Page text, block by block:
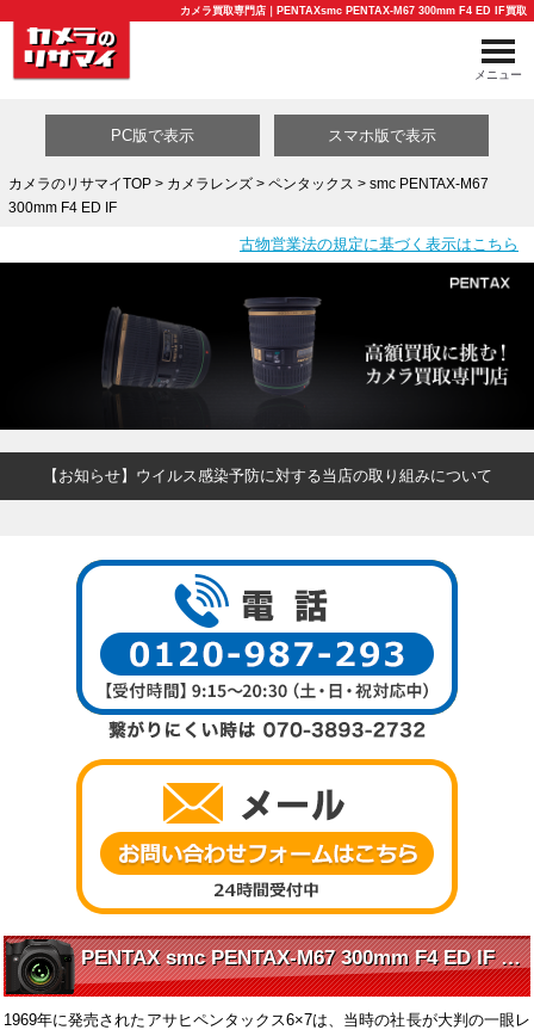
カメラ買取専門店｜PENTAXsmc PENTAX-M67 300mm F4 ED IF買取
メニュー
PC版で表示 スマホ版で表示
カメラのリサマイTOP> カメラレンズ> ペンタックス > smc PENTAX-M67
300mm F4 ED IF
古物営業法の規定に基づく表示はこちら
【お知らせ】ウイルス感染予防に対する当店の取り組みについて
PENTAX smc PENTAX-M67 300mm F4 ED IF の魅力に迫る
1969年に発売されたアサヒペンタックス6×7は、当時の社長が大判の一眼レ